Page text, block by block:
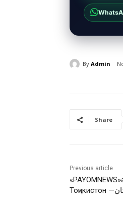
By Admin
Share
Previous article